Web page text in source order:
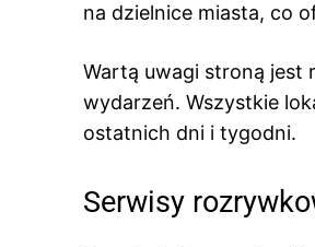
na dzielnice miasta, co
Wartą uwagi stroną jest
wydarzeń. Wszystkie
ostatnich dni i tygodni.
Serwisy